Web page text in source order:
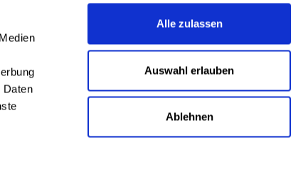
Daten
Alle zulassen
Auswahl erlauben
Ablehnen